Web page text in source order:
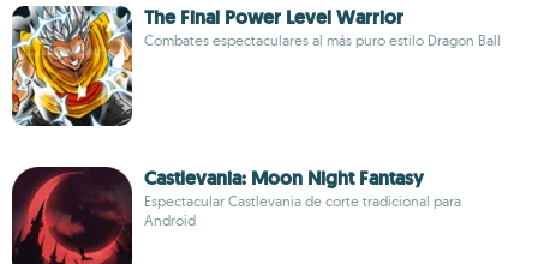
The Final Power Level Warrior
Combates espectaculares al más puro estilo Dragon Ball
Castlevania: Moon Night Fantasy
Espectacular Castlevania de corte tradicional para
Android